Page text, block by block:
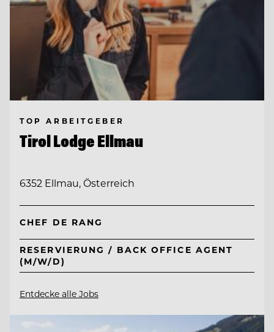
TOP ARBEITGEBER
Tirol Lodge Ellmau
6352 Ellmau, Österreich
CHEF DE RANG
RESERVIERUNG / BACK OFFICE AGENT
(M/W/D)
Entdecke alle Jobs